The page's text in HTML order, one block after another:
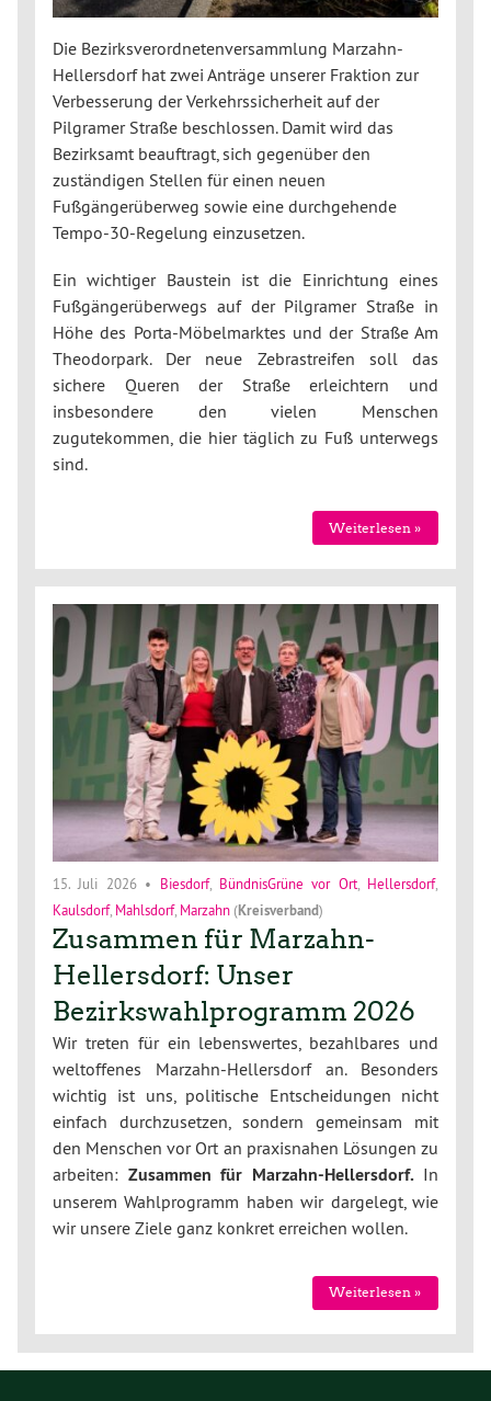
Die Bezirksverordnetenversammlung Marzahn-
Hellersdorf hat zwei Anträge unserer Fraktion zur
Verbesserung der Verkehrssicherheit auf der
Pilgramer Straße beschlossen. Damit wird das
Bezirksamt beauftragt, sich gegenüber den
zuständigen Stellen für einen neuen
Fußgängerüberweg sowie eine durchgehende
Tempo-30-Regelung einzusetzen.
Ein wichtiger Baustein ist die Einrichtung eines
Fußgängerüberwegs auf der Pilgramer Straße in
Höhe des Porta-Möbelmarktes und der Straße Am
Theodorpark. Der neue Zebrastreifen soll das
sichere Queren der Straße erleichtern und
insbesondere den vielen Menschen
zugutekommen, die hier täglich zu Fuß unterwegs
sind.
Weiterlesen »
15. Juli 2026• Biesdorf, BündnisGrüne vor Ort, Hellersdorf,
Kaulsdorf, Mahlsdorf, Marzahn (Kreisverband)
Zusammen für Marzahn-
Hellersdorf: Unser
Bezirkswahlprogramm 2026
Wir treten für ein lebenswertes, bezahlbares und
weltoffenes Marzahn-Hellersdorf an. Besonders
wichtig ist uns, politische Entscheidungen nicht
einfach durchzusetzen, sondern gemeinsam mit
den Menschen vor Ort an praxisnahen Lösungen zu
arbeiten: Zusammen für Marzahn-Hellersdorf.In
unserem Wahlprogramm haben wir dargelegt, wie
wir unsere Ziele ganz konkret erreichen wollen.
Weiterlesen »